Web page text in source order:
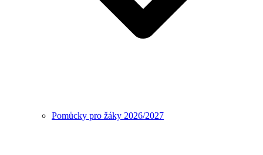
Pomůcky pro žáky 2026/2027